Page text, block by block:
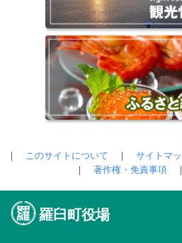
｜ このサイトについて ｜ サイトマ
｜ 著作権・免責事項｜
羅臼町役場